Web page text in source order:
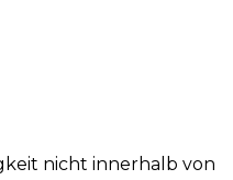
nicht innerhalb von